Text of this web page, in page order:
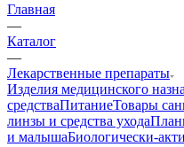
Главная
—
Каталог
—
Лекарственные препараты
Изделия медицинского
средстваПитаниеТовары
линзы и средства ухода
и малышаБиологически-